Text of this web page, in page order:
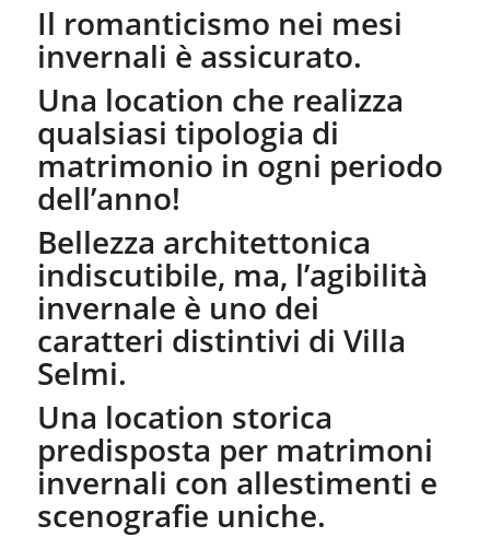
Il romanticismo nei mesi
invernali è assicurato.
Una location che realizza
qualsiasi tipologia di
matrimonio in ogni periodo
dell’anno!
Bellezza architettonica
indiscutibile, ma, l’agibilità
invernale è uno dei
caratteri distintivi di Villa
Selmi.
Una location storica
predisposta per matrimoni
invernali con allestimenti e
scenografie uniche.